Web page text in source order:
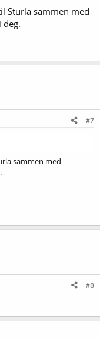
Sturla sammen med
deg.
#7
sammen med
#8